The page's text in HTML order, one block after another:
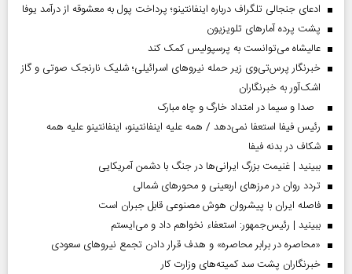
ادعای جنجالی تلگراف درباره اینفانتینو؛ پرداخت پول به معشوقه از درآمد یوفا
پشت پرده آمارهای تلویزیون
عالیشاه می‌توانست به پرسپولیس کمک کند
خبرنگار پرس‌تی‌وی زیر حمله نیروهای اسرائیلی؛ شلیک نارنجک صوتی و گاز
اشک‌آور به خبرنگاران
صدا و سیما در امتداد خارگ و چاه مبارک
رئیس فیفا استعفا نمی‌دهد / همه علیه اینفانتینو، اینفانتینو علیه همه
شکاف در بدنه فیفا
ببینید | غنیمت بزرگ ایرانی‌ها در جنگ با دشمن آمریکایی
تردد روان در مرزهای اربعینی و محورهای شمالی
فاصله ایران با پیشرو‌ان هوش مصنوعی قابل جبران است
ببینید | رئیس‌جمهور: استعفاء نخواهم داد و می‌ایستم
«محاصره در برابر محاصره» و هدف قرار دادن تجمع نیروهای سعودی
خبرنگاران پشت سد کمیته‌های وزارت کار